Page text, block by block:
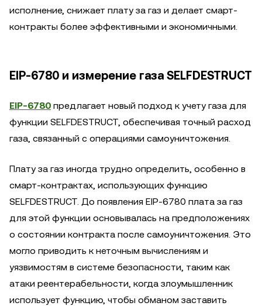
исполнение, снижает плату за газ и делает смарт-
контракты более эффективными и экономичными.
EIP-6780 и измерение газа SELFDESTRUCT
EIP-6780 предлагает новый подход к учету газа для
функции SELFDESTRUCT, обеспечивая точный расход
газа, связанный с операциями самоуничтожения.
Плату за газ иногда трудно определить, особенно в
смарт-контрактах, использующих функцию
SELFDESTRUCT. До появления EIP-6780 плата за газ
для этой функции основывалась на предположениях
о состоянии контракта после самоуничтожения. Это
могло приводить к неточным вычислениям и
уязвимостям в системе безопасности, таким как
атаки реентерабельности, когда злоумышленник
использует функцию, чтобы обманом заставить